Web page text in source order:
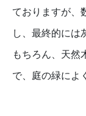
ておりますが、
し、最終的には
もちろん、天然
で、庭の緑によ